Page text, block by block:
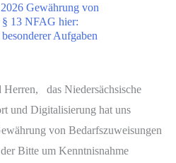
Gewährung von
§ 13 NFAG hier:
Aufgaben
das Niedersächsische
und Digitalisierung hat uns
von Bedarfszuweisungen
Bitte um Kenntnisnahme